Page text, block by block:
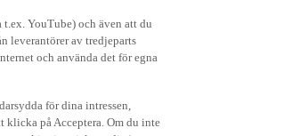
YouTube) och även att du
leverantörer av tredjeparts
och använda det för egna
för dina intressen,
klicka på Acceptera. Om du inte